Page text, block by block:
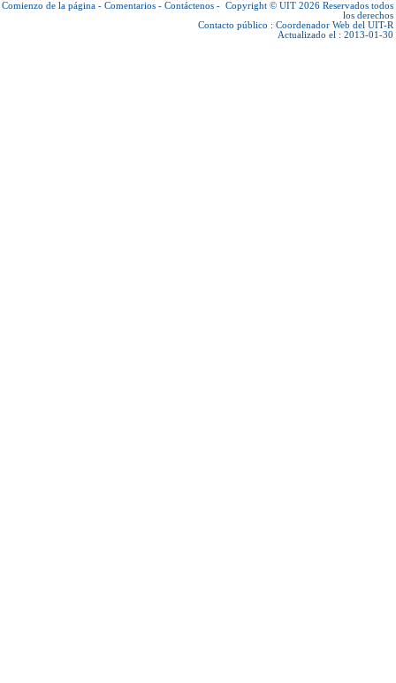
Comienzo de la página - Comentarios - Contáctenos - Copyright © UIT 2026 Reservados todos
los derechos
Contacto público : Coordenador Web del UIT-R
Actualizado el : 2013-01-30